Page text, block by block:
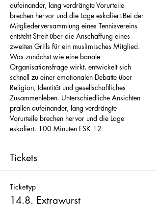
aufeinander, lang verdrängte Vorurteile
brechen hervor und die Lage eskaliert.Bei der
Mitgliederversammlung eines Tennisvereins
entsteht Streit über die Anschaffung eines
zweiten Grills für ein muslimisches Mitglied.
Was zunächst wie eine banale
Organisationsfrage wirkt, entwickelt sich
schnell zu einer emotionalen Debatte über
Religion, Identität und gesellschaftliches
Zusammenleben. Unterschiedliche Ansichten
prallen aufeinander, lang verdrängte
Vorurteile brechen hervor und die Lage
eskaliert. 100 Minuten FSK 12
Tickets
Tickettyp
14.8. Extrawurst